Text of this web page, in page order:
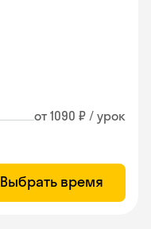
от 1090 ₽ / урок
Выбрать время